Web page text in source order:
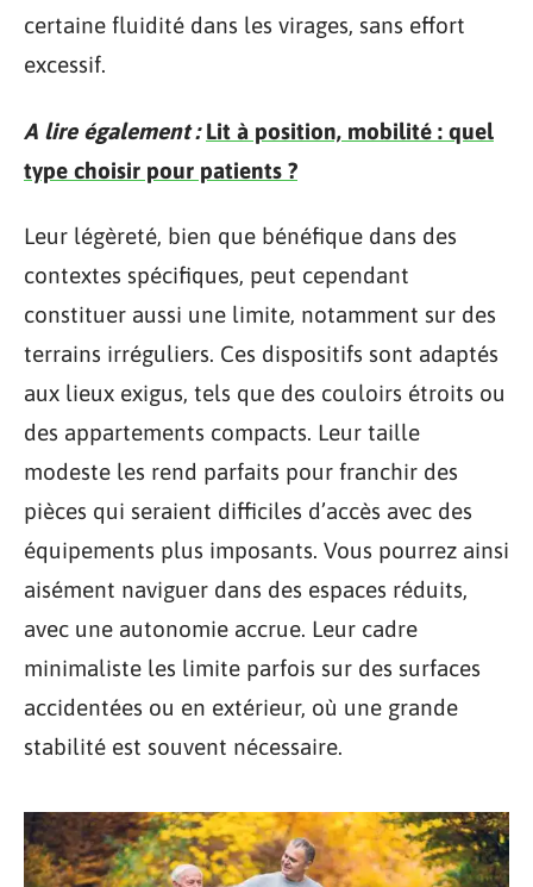
certaine fluidité dans les virages, sans effort
excessif.
A lire également : Lit à position, mobilité : quel
type choisir pour patients ?
Leur légèreté, bien que bénéfique dans des
contextes spécifiques, peut cependant
constituer aussi une limite, notamment sur des
terrains irréguliers. Ces dispositifs sont adaptés
aux lieux exigus, tels que des couloirs étroits ou
des appartements compacts. Leur taille
modeste les rend parfaits pour franchir des
pièces qui seraient difficiles d’accès avec des
équipements plus imposants. Vous pourrez ainsi
aisément naviguer dans des espaces réduits,
avec une autonomie accrue. Leur cadre
minimaliste les limite parfois sur des surfaces
accidentées ou en extérieur, où une grande
stabilité est souvent nécessaire.